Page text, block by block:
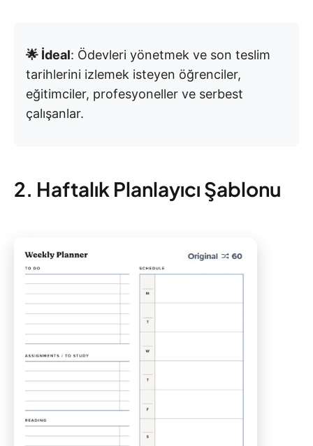
🌟 İdeal: Ödevleri yönetmek ve son teslim
tarihlerini izlemek isteyen öğrenciler,
eğitimciler, profesyoneller ve serbest
çalışanlar.
2. Haftalık Planlayıcı Şablonu